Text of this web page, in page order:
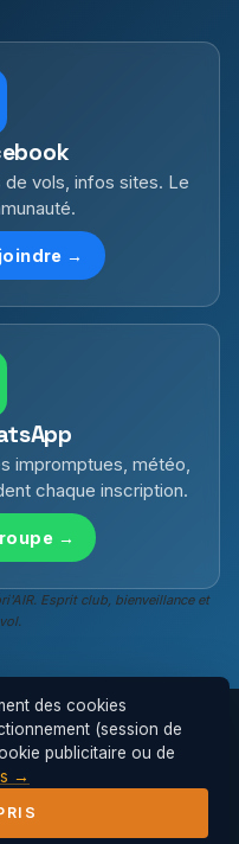
vols, infos sites. Le
→
impromptues, météo,
chaque inscription.
→
Esprit club, bienveillance et
de parapente de
légales
des cookies
(session de
publicitaire ou de
→